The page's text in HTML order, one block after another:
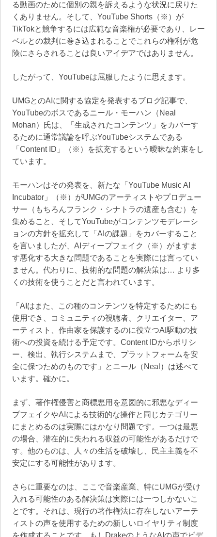
る動画のために個別の親を訴えるような状況に戻りた
くありません。そして、YouTube Shorts（※）が
TikTokと競争するには広範な音楽権が必要であり、レー
ベルとの裁判に巻き込まれることでこれらの権利が危
険にさらされることは良いアイデアではありません。
したがって、YouTubeは屈服したように思えます。
UMGとのAIに関する協定を発表するブログ記事で、
YouTubeのボスであるニール・モーハン（Neal
Mohan）氏は、「生成されたコンテンツ」をカバーす
るために通常議論を呼ぶYouTubeシステムである
「Content ID」（※）を拡充するという曖昧な約束をし
ています。
モーハンはその発表を、新たな「YouTube Music AI
Incubator」（※）がUMGのアーティストやプロデュー
サー（もちろんフランク・シナトラの遺産も含む）を
集めること、そしてYouTubeがコンテンツモデレーシ
ョンの方針を拡充して「AIの課題」をカバーすること
を言いましたが、AIディープフェイク（※）がますま
す悪化する大きな問題であることを実際には言ってい
ません。代わりに、技術的な問題の解決策は… より多
くの技術を使うことだと言われています。
「AIはまた、この種のコンテンツを特定するためにも
使用でき、コミュニティの視聴者、クリエイター、ア
ーティスト、作曲家を保護するのに役立つAI駆動の技
術への投資を続ける予定です。Content IDからポリシ
ー、検出、執行システムまで、プラットフォームを安
全に保つためのものです」とニール（Neal）は述べて
います。確かに。
まず、著作権侵害と商標悪用を意図的に邪悪なディー
プフェイクやAIによる技術的な操作と同じカテゴリー
にまとめるのは実際にはかなり問題です。一つは最悪
の場合、潜在的に失われる収益の可能性があるだけで
す。他のものは、人々の生活を破壊し、民主主義を不
安定にする可能性があります。
さらに重要なのは、ここで音楽産業、特にUMGが受け
入れる可能性のある解決策は実際には一つしかないこ
とです。それは、現行の著作権法に存在しないアーテ
ィストの声を使用するための新しいロイヤリティ制度
を作成することです。もしDrakeのようなAIの声でビデ